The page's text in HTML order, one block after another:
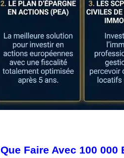
Que Faire Avec 100 000